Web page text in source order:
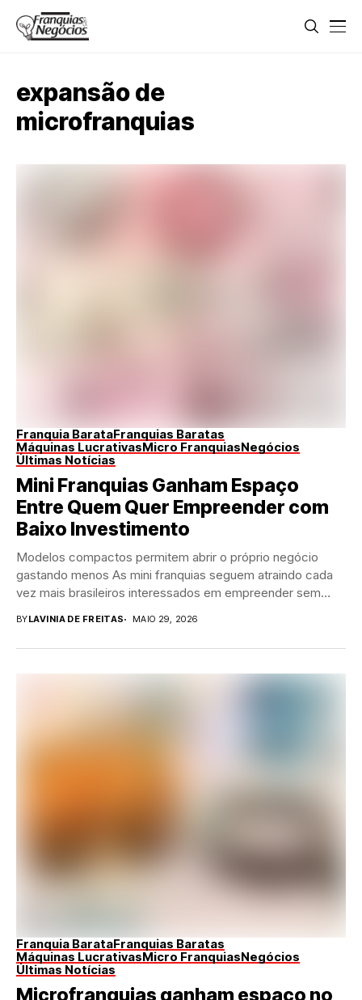
expansão de
microfranquias
Franquia BarataFranquias Baratas
Máquinas LucrativasMicro FranquiasNegócios
Últimas Notícias
Mini Franquias Ganham Espaço
Entre Quem Quer Empreender com
Baixo Investimento
Modelos compactos permitem abrir o próprio negócio
gastando menos As mini franquias seguem atraindo cada
vez mais brasileiros interessados em empreender sem
BYLAVINIA DE FREITAS MAIO 29, 2026
Franquia BarataFranquias Baratas
Máquinas LucrativasMicro FranquiasNegócios
Últimas Notícias
Microfranquias ganham espaço no